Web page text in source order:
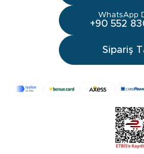
WhatsApp
+90 552
Sipariş